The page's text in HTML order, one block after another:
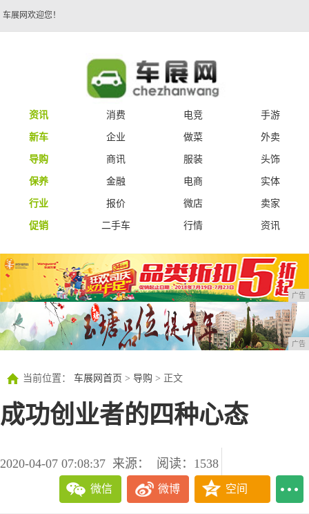
车展网欢迎您！
资讯 消费 电竞
手游
新车
企业 做菜
外卖
导购
商讯 服装
头饰
保养
金融 电商
实体
行业
报价 微店
卖家
促销
二手车 行情 资讯
广告
广告
当前位置： 车展网首页 > 导购 > 正文
成功创业者的四种心态
2020-04-07 07:08:37 来源： 阅读：1538
微信 微博 空间